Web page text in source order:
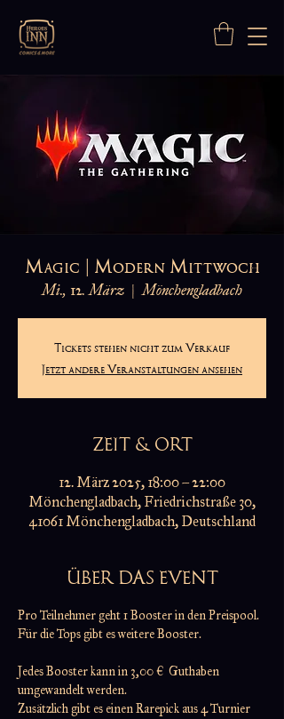
Magic | Modern Mittwoch
Mi., 12. März
  |
Mönchengladbach
Tickets stehen nicht zum Verkauf
Jetzt andere Veranstaltungen ansehen
ZEIT & ORT
12. März 2025, 18:00 – 22:00
Mönchengladbach, Friedrichstraße 30,
41061 Mönchengladbach, Deutschland
ÜBER DAS EVENT
Pro Teilnehmer geht 1 Booster in den Preispool.
Für die Tops gibt es weitere Booster.
Jedes Booster kann in 3,00 €  Guthaben
umgewandelt werden.
Zusätzlich gibt es einen Rarepick aus 4 Turnier